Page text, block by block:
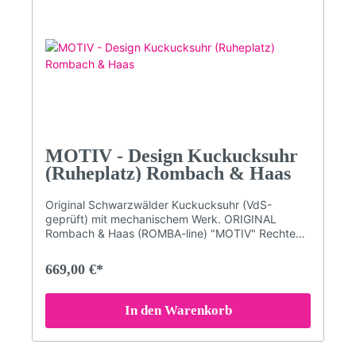
Romba-Design (Kuckucksuhrenmanufaktur
Rombach und Haas)Maße: Höhe 31 cm; (47 cm mit
aufgezogenen Gewichten); Breite 21,5 cm; Tiefe
MOTIV - Design Kuckucksuhr
(Ruheplatz) Rombach & Haas
Original Schwarzwälder Kuckucksuhr (VdS-
geprüft) mit mechanischem Werk. ORIGINAL
Rombach & Haas (ROMBA-line) "MOTIV" Rechteck
Kuckucksuhr mit besonderen Motiven im typischen
SELINA HAAS DESIGN - Stil.Mechanisches 8-Tage
Laufwerk mit RechenschlagwerkAcrylglas-Front
mit Echtglas-Beschichtung.VdS geprüfte ''Original
Schwarzwälder Kuckucksuhr''Kuckuckruf
669,00 €*
In den Warenkorb